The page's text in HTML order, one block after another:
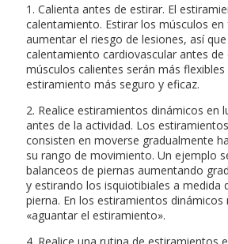
1. Calienta antes de estirar. El
calentamiento. Estirar los músculos en
aumentar el riesgo de lesiones, así
calentamiento cardiovascular antes de
músculos calientes serán más
estiramiento más seguro y eficaz.
2. Realice estiramientos dinámicos en
antes de la actividad. Los
consisten en moverse gradualmente
su rango de movimiento. Un ejemplo
balanceos de piernas aumentando
y estirando los isquiotibiales a medida
pierna. En los estiramientos dinámicos
«aguantar el estiramiento».